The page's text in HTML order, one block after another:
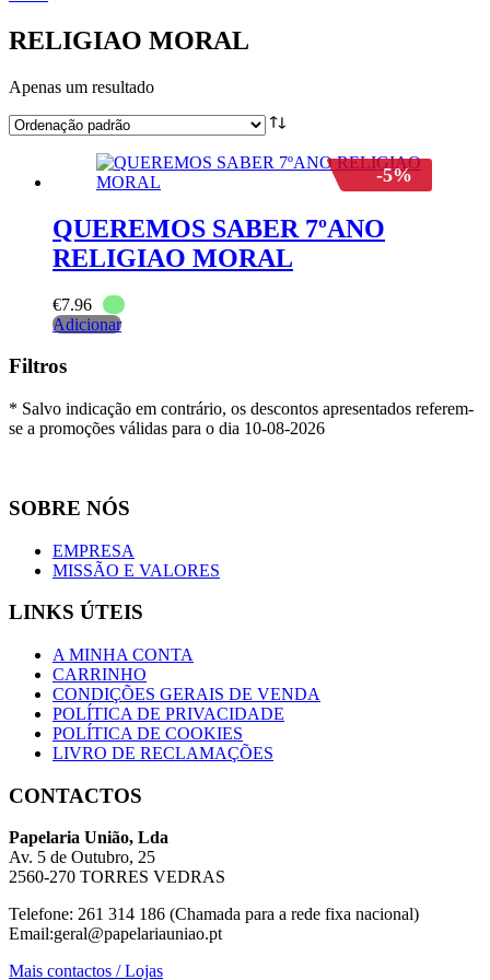
RELIGIAO MORAL
Apenas um resultado
-5%
QUEREMOS SABER 7ºANO
RELIGIAO MORAL
€7.96
Adicionar
Filtros
* Salvo indicação em contrário, os descontos apresentados referem-
se a promoções válidas para o dia 10-08-2026
SOBRE NÓS
EMPRESA
MISSÃO E VALORES
LINKS ÚTEIS
A MINHA CONTA
CARRINHO
CONDIÇÕES GERAIS DE VENDA
POLÍTICA DE PRIVACIDADE
POLÍTICA DE COOKIES
LIVRO DE RECLAMAÇÕES
CONTACTOS
Papelaria União, Lda
Av. 5 de Outubro, 25
2560-270 TORRES VEDRAS
Telefone: 261 314 186 (Chamada para a rede fixa nacional)
Email:geral@papelariauniao.pt
Mais contactos / Lojas